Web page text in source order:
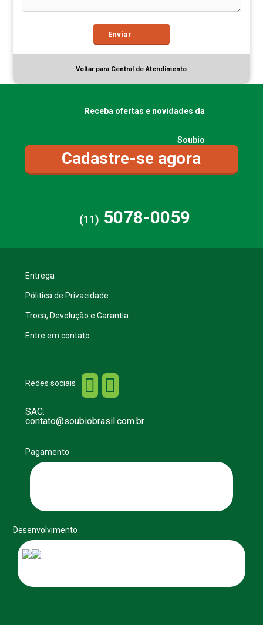
Enviar
Voltar para Central de Atendimento
Receba ofertas e novidades da
Soubio
Cadastre-se agora
(11) 5078-0059
Entrega
Pólitica de Privacidade
Troca, Devolução e Garantia
Entre em contato
Redes sociais  
SAC:
contato@soubiobrasil.com.br
Pagamento
Desenvolvimento